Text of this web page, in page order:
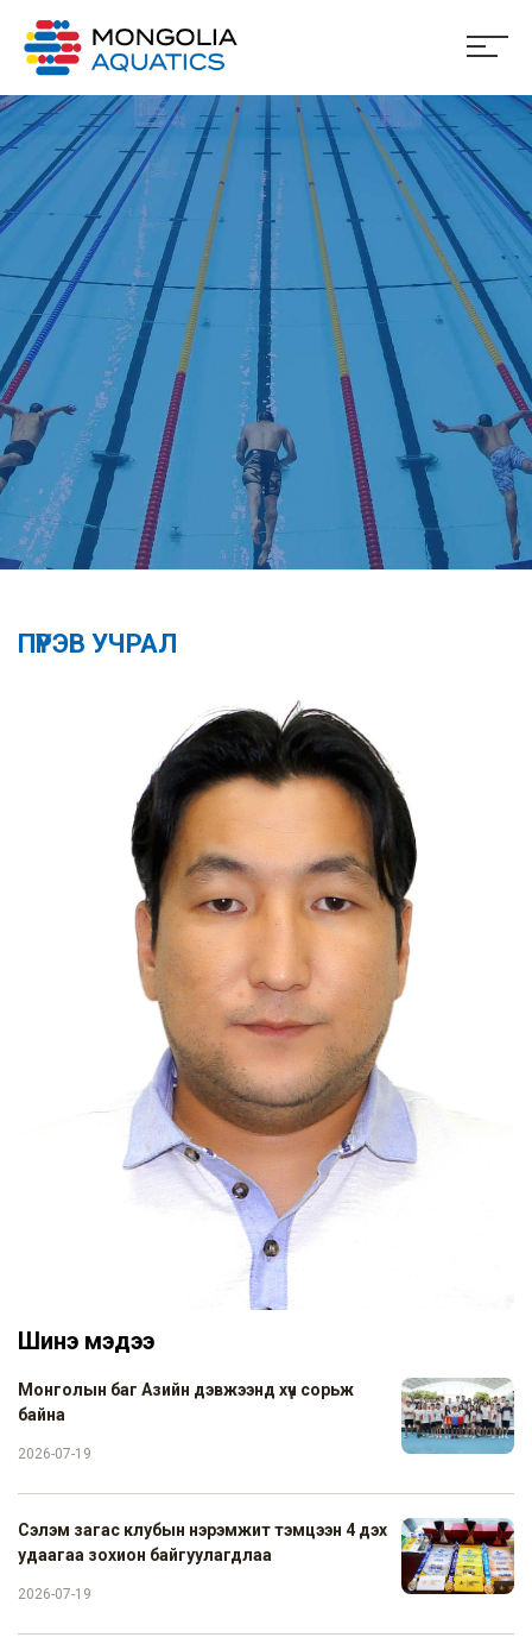
ПҮРЭВ УЧРАЛ
Шинэ мэдээ
Монголын баг Азийн дэвжээнд хүч сорьж
байна
2026-07-19
Сэлэм загас клубын нэрэмжит тэмцээн 4 дэх
удаагаа зохион байгуулагдлаа
2026-07-19